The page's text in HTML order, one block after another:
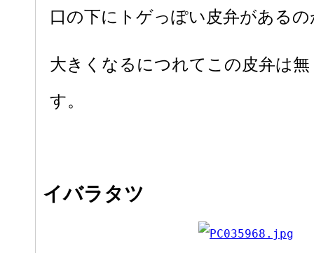
口の下にトゲっぽい皮弁がある
大きくなるにつれてこの皮弁は
す。
イバラタツ